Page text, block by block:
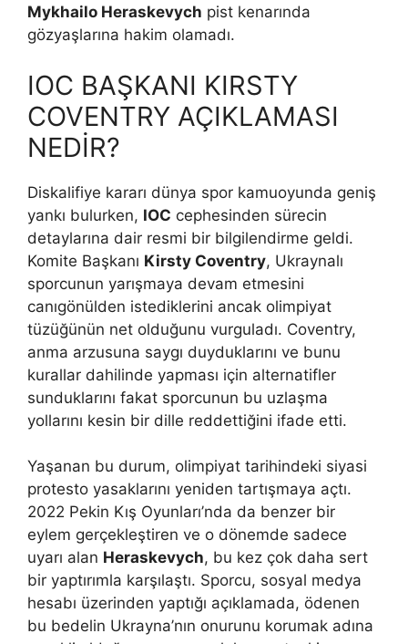
Mykhailo Heraskevych pist kenarında
gözyaşlarına hakim olamadı.
IOC BAŞKANI KIRSTY
COVENTRY AÇIKLAMASI
NEDİR?
Diskalifiye kararı dünya spor kamuoyunda geniş
yankı bulurken, IOC cephesinden sürecin
detaylarına dair resmi bir bilgilendirme geldi.
Komite Başkanı Kirsty Coventry, Ukraynalı
sporcunun yarışmaya devam etmesini
canıgönülden istediklerini ancak olimpiyat
tüzüğünün net olduğunu vurguladı. Coventry,
anma arzusuna saygı duyduklarını ve bunu
kurallar dahilinde yapması için alternatifler
sunduklarını fakat sporcunun bu uzlaşma
yollarını kesin bir dille reddettiğini ifade etti.
Yaşanan bu durum, olimpiyat tarihindeki siyasi
protesto yasaklarını yeniden tartışmaya açtı.
2022 Pekin Kış Oyunları’nda da benzer bir
eylem gerçekleştiren ve o dönemde sadece
uyarı alan Heraskevych, bu kez çok daha sert
bir yaptırımla karşılaştı. Sporcu, sosyal medya
hesabı üzerinden yaptığı açıklamada, ödenen
bu bedelin Ukrayna’nın onurunu korumak adına